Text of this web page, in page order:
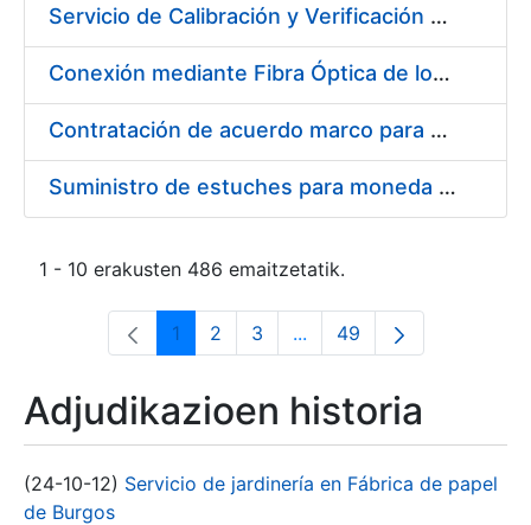
Servicio de Calibración y Verificación Externa de los Equipos de Medición del Servicio de Prevención de la FNMT-RCM
Conexión mediante Fibra Óptica de los Centros de Proceso de Datos (CPDs) de las sedes de la FNMT-RCM de Burgos y Madrid
Contratación de acuerdo marco para el Suministro de Material de Electricidad para la Fábrica Nacional de Moneda y Timbre-Real Casa de la Moneda en su centro de trabajo de Burgos
Suministro de estuches para moneda de 30 €
1 - 10 erakusten 486 emaitzetatik.
Orrialdea
1 Orrialdea
2 Orrialdea
3 ...Intermediate Pages Use
Orrialdea
49
Adjudikazioen historia
(24-10-12) Servicio de jardinería en Fábrica de papel
de Burgos